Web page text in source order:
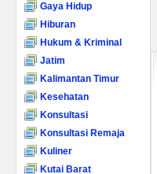
Gaya Hidup
Hiburan
Hukum & Kriminal
Jatim
Kalimantan Timur
Kesehatan
Konsultasi
Konsultasi Remaja
Kuliner
Kutai Barat